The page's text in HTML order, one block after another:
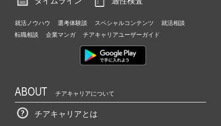
就活ノウハウ 選考体験談 スペシャルコンテンツ
就活相談
転職相談
企業マンガ チアキャリアユーザーガイド
ABOUT チアキャリアについて
チアキャリアとは